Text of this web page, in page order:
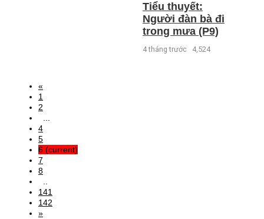
Tiểu thuyết:
Người đàn bà đi
trong mưa (P9)
4 tháng trước 4,524
«
1
2
...
4
5
6 (current)
7
8
..
141
142
»